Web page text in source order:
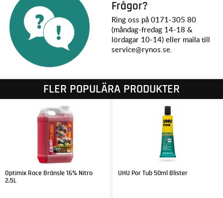
Frågor?
Ring oss på 0171-305 80
(måndag-fredag 14-18 &
lördagar 10-14) eller maila till
service@rynos.se.
FLER POPULÄRA PRODUKTER
Optimix Race Bränsle 16% Nitro
2,5L
UHU Por Tub 50ml Blister